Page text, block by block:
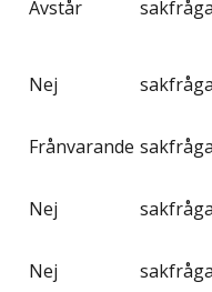
Avstår
Nej
Frånvarande
Nej
Nej